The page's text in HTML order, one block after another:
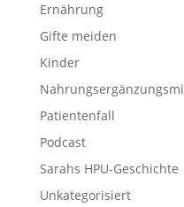
Ernährung
Gifte meiden
Kinder
Patientenfall
Podcast
Sarahs HPU-Geschichte
Unkategorisiert